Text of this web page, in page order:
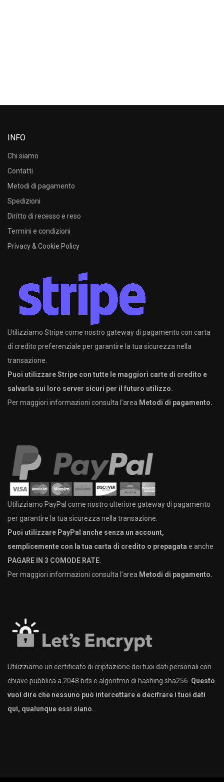
INFO
Chi siamo
Contatti
Metodi di pagamento
Spedizioni
Diritto di recesso e reso
Termini e condizioni
Privacy & Cookie Policy
Utilizziamo Stripe come nostro gateway di pagamento con carta
di credito preferenziale per garantire la tua sicurezza nella
transazione.
Puoi utilizzare Stripe con tutte le maggiori carte di credito e
salvarla sui loro server sicuri per il futuro utilizzo.
Per maggiori informazioni consulta l’area Metodi di pagamento.
Utilizziamo PayPal come nostro ulteriore gateway di pagamento
per garantire la tua sicurezza nella transazione.
Puoi utilizzare PayPal anche senza un account,
semplicemente con la tua carta di credito o prepagata e anche
PAGARE IN 3 COMODE RATE
Per maggiori informazioni consulta l’area Metodi di pagamento.
Utilizziamo un certificato di criptazione dei tuoi dati personali con
chiave pubblica a 2048 bits e algoritmo di hashing sha256. Questo
vuol dire che nessuno può intercettare e decifrare i tuoi dati
qui, qualunque essi siano.